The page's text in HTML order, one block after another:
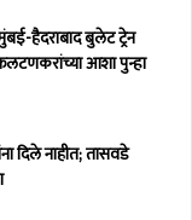
हैदराबाद बुलेट ट्रेन
आशा पुन्हा
दिले नाहीत; तासवडे